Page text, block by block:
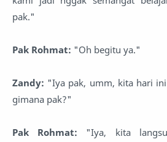
pak."
Pak Rohmat: "Oh begitu ya."
Zandy: "Iya pak, umm, kita hari
gimana pak?"
Pak Rohmat: "Iya, kita